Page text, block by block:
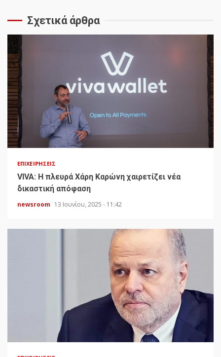
Σχετικά άρθρα
ΕΠΙΧΕΙΡΉΣΕΙΣ
VIVA: Η πλευρά Χάρη Καρώνη χαιρετίζει νέα
δικαστική απόφαση
newsroom 13 Ιουνίου, 2025 - 11:42